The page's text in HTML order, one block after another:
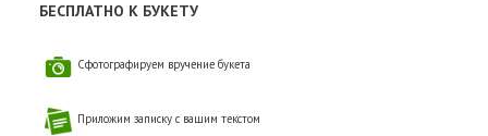
БЕСПЛАТНО К БУКЕТУ
Сфотографируем вручение букета
Приложим записку с вашим текстом